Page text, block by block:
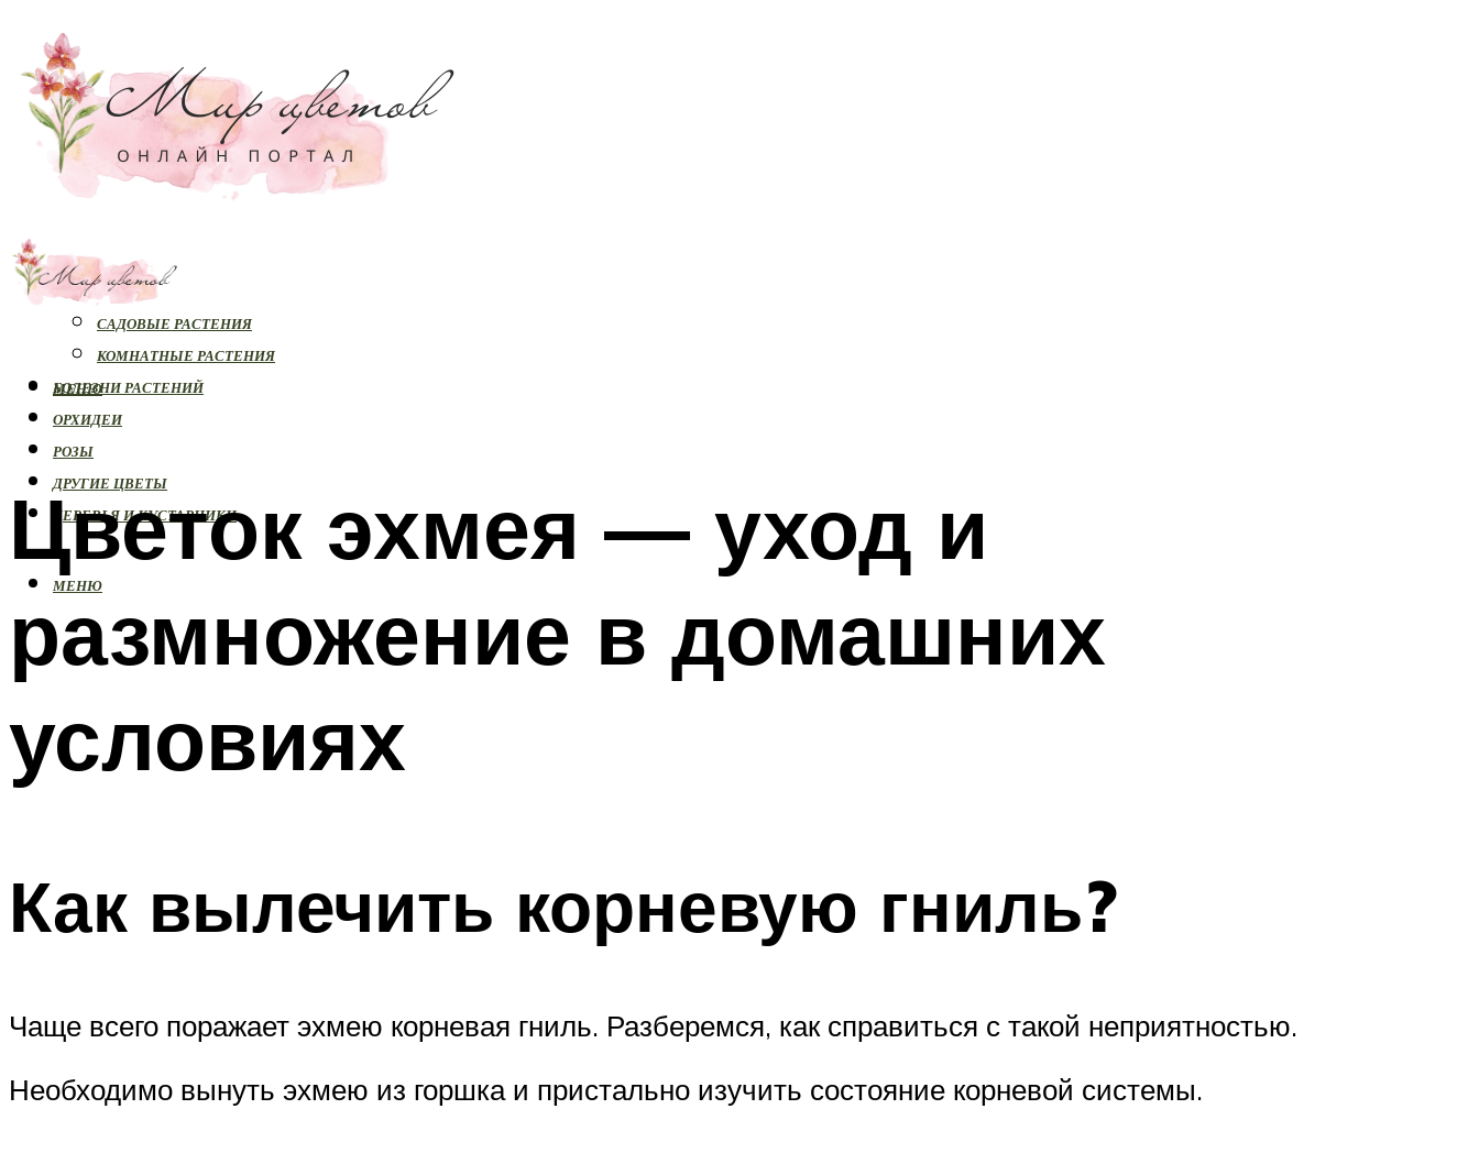
РАСТЕНИЯ
САДОВЫЕ РАСТЕНИЯ
КОМНАТНЫЕ РАСТЕНИЯ
БОЛЕЗНИ РАСТЕНИЙ
ОРХИДЕИ
РОЗЫ
ДРУГИЕ ЦВЕТЫ
ДЕРЕВЬЯ И КУСТАРНИКИ
МЕНЮ
МЕНЮ
Цветок эхмея — уход и
размножение в домашних
условиях
Как вылечить корневую гниль?
Чаще всего поражает эхмею корневая гниль. Разберемся, как справиться с такой неприятностью.
Необходимо вынуть эхмею из горшка и пристально изучить состояние корневой системы.